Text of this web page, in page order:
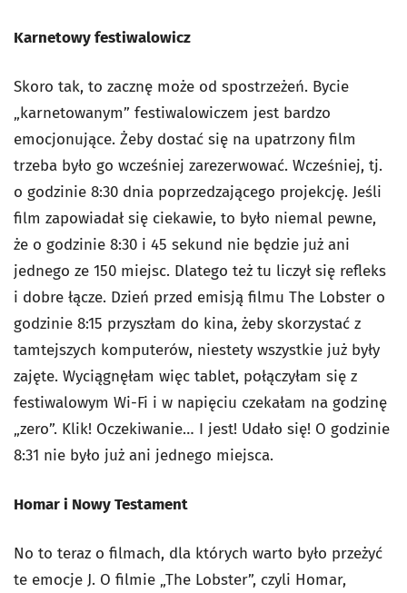
Karnetowy festiwalowicz
Skoro tak, to zacznę może od spostrzeżeń. Bycie
„karnetowanym” festiwalowiczem jest bardzo
emocjonujące. Żeby dostać się na upatrzony film
trzeba było go wcześniej zarezerwować. Wcześniej, tj.
o godzinie 8:30 dnia poprzedzającego projekcję. Jeśli
film zapowiadał się ciekawie, to było niemal pewne,
że o godzinie 8:30 i 45 sekund nie będzie już ani
jednego ze 150 miejsc. Dlatego też tu liczył się refleks
i dobre łącze. Dzień przed emisją filmu The Lobster o
godzinie 8:15 przyszłam do kina, żeby skorzystać z
tamtejszych komputerów, niestety wszystkie już były
zajęte. Wyciągnęłam więc tablet, połączyłam się z
festiwalowym Wi-Fi i w napięciu czekałam na godzinę
„zero”. Klik! Oczekiwanie… I jest! Udało się! O godzinie
8:31 nie było już ani jednego miejsca.
Homar i Nowy Testament
No to teraz o filmach, dla których warto było przeżyć
te emocje J. O filmie „The Lobster”, czyli Homar,